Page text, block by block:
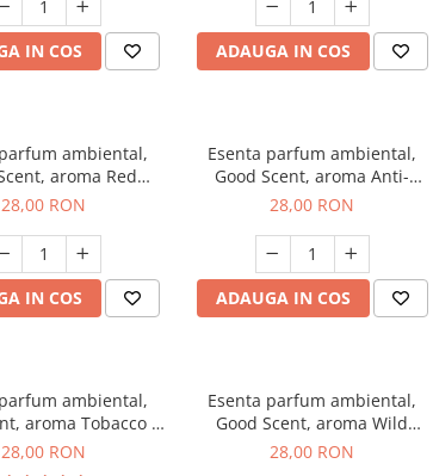
IN COS ADAUGA IN COS
ambiental,
aroma Red
Grapes, 20 g
28,00 RON
IN COS
Esenta parfum ambiental,
Good Scent, aroma Anti-
Tobacco, 20 g
28,00 RON
ADAUGA IN COS
ambiental,
aroma Tobacco &
Vanilla, 20 g
28,00 RON
Esenta parfum ambiental,
Good Scent, aroma Wild
Sailor, 20 g
28,00 RON